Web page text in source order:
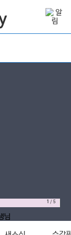
1 /5